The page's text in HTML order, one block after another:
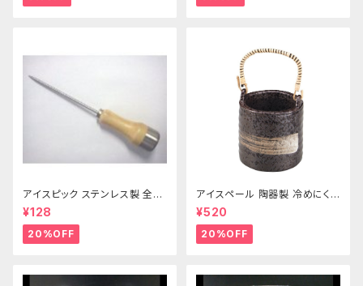
アイスピック ステンレス製 全長
215ｍｍ
¥128
20%OFF
アイスペール 陶器製 冷めにくい
二重構造 860ml
¥520
20%OFF